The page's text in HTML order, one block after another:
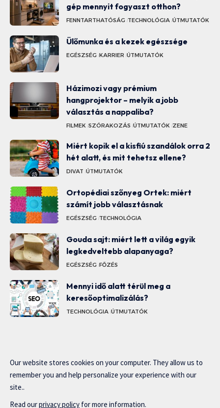
gép mennyit fogyaszt otthon?
FENNTARTHATÓSÁG TECHNOLÓGIA ÚTMUTATÓK
Ülőmunka és a kezek egészsége
EGÉSZSÉG KARRIER ÚTMUTATÓK
Házimozi vagy prémium
hangprojektor – melyik a jobb
választás a nappaliba?
FILMEK SZÓRAKOZÁS ÚTMUTATÓK ZENE
Miért kopik el a kisfiú szandálok orra 2
hét alatt, és mit tehetsz ellene?
DIVAT ÚTMUTATÓK
Ortopédiai szőnyeg Ortek: miért
számít jobb választásnak
EGÉSZSÉG TECHNOLÓGIA
Gouda sajt: miért lett a világ egyik
legkedveltebb alapanyaga?
EGÉSZSÉG FŐZÉS
Mennyi idő alatt térül meg a
keresőoptimalizálás?
TECHNOLÓGIA ÚTMUTATÓK
Our website stores cookies on your computer. They allow us to
remember you and help personalize your experience with our
site..
Read ourprivacy policy for more information.